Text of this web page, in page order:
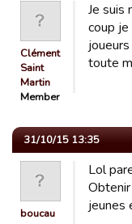
Clément
Saint
Martin
Member
Je suis
coup
toute
31/10/15 13:35
boucau
Lol
jeunes